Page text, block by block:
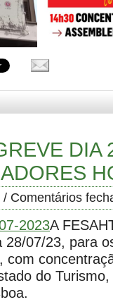
DIA
/ Comentários
2023A
28/07/23, para
com
do